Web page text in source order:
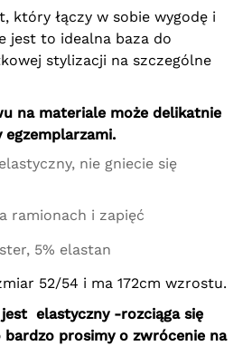
który łączy w sobie wygodę i
jest to idealna baza do
stylizacji na szczególne
na materiale może delikatnie
egzemplarzami.
nie gniecie się
ramionach i zapięć
5% elastan
52/54 i ma 172cm wzrostu.
jest elastyczny -rozciąga się
bardzo prosimy o zwrócenie na